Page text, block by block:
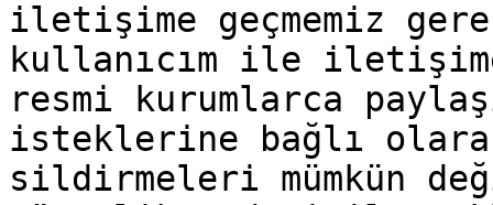
iletişime geçmemiz
kullanıcım ile
resmi kurumlarca
isteklerine bağlı
sildirmeleri mümkün